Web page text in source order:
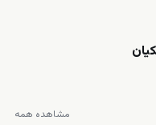
مشاهده همه